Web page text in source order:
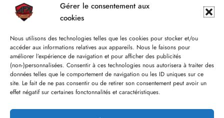
Gérer le consentement aux
cookies
Nous utilisons des technologies telles que les cookies pour stocker et/ou
accéder aux informations relatives aux appareils. Nous le faisons pour
améliorer l’expérience de navigation et pour afficher des publicités
(non-)personnalisées. Consentir à ces technologies nous autorisera à traiter des
données telles que le comportement de navigation ou les ID uniques sur ce
site. Le fait de ne pas consentir ou de retirer son consentement peut avoir un
effet négatif sur certaines fonctonnalités et caractéristiques.